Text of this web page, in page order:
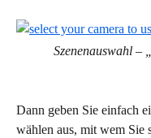
Szenenauswahl –
Dann geben Sie einfach
wählen aus, mit wem Sie